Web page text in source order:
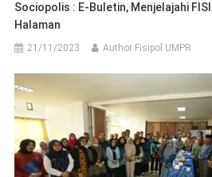
Sociopolis : E-Buletin, Menjelajahi
Halaman
21/11/2023 Author Fisipol UMPR